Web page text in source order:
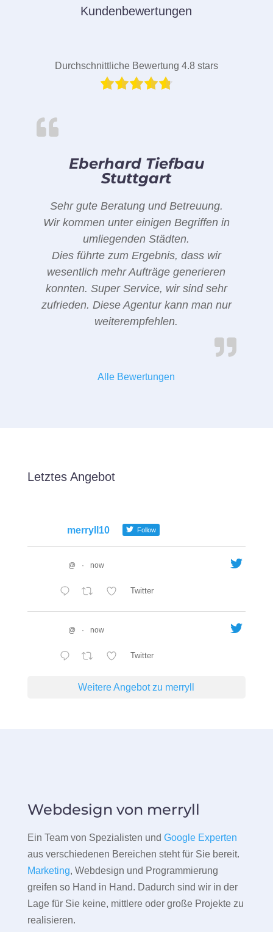
Kundenbewertungen
Durchschnittliche Bewertung 4.8 stars
Eberhard Tiefbau
Stuttgart
Sehr gute Beratung und Betreuung.
Wir kommen unter einigen Begriffen in
umliegenden Städten.
Dies führte zum Ergebnis, dass wir
wesentlich mehr Aufträge generieren
konnten. Super Service, wir sind sehr
zufrieden. Diese Agentur kann man nur
weiterempfehlen.
Alle Bewertungen
Letztes Angebot
merryll10 Follow
@ · now
Twitter
@ · now
Twitter
Weitere Angebot zu merryll
Webdesign von merryll
Ein Team von Spezialisten und Google Experten
aus verschiedenen Bereichen steht für Sie bereit.
Marketing, Webdesign und Programmierung
greifen so Hand in Hand. Dadurch sind wir in der
Lage für Sie keine, mittlere oder große Projekte zu
realisieren.